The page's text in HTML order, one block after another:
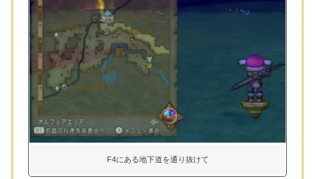
F4にある地下道を通り抜けて